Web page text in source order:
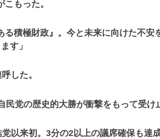
もった。
る積極財政』。今と未来に向けた不安
す」
した。
党の歴史的大勝が衝撃をもって受け
以来初。3分の2以上の議席確保も達